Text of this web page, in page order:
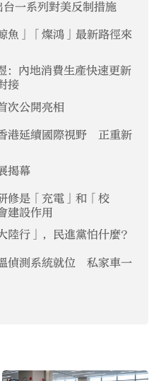
一系列對美反制措施
魚」「燦鴻」最新路徑來
：內地消費生產快速更新
接
次公開亮相
港延續國際視野 正重新
揭幕
修是「充電」和「校
建設作用
陸行」，民進黨怕什麼？
偵測系統就位 私家車一